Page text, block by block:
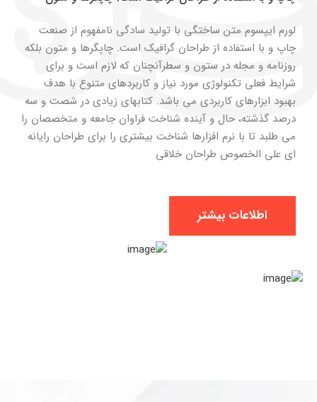
لورم ایپسوم متن ساختگی با تولید سادگی نامفهوم از صنعت
چاپ و با استفاده از طراحان گرافیک است. چاپگرها و متون بلکه
روزنامه و مجله در ستون و سطرآنچنان که لازم است و برای
شرایط فعلی تکنولوژی مورد نیاز و کاربردهای متنوع با هدف
بهبود ابزارهای کاربردی می باشد. کتابهای زیادی در شصت و سه
درصد گذشته، حال و آینده شناخت فراوان جامعه و متخصصان را
می طلبد تا با نرم افزارها شناخت بیشتری را برای طراحان رایانه
ای علی الخصوص طراحان خلاقی
اطلاعات بیشتر